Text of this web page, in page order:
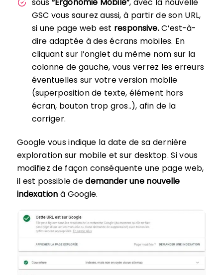
sous “Ergonomie Mobile”, avec la nouvelle
GSC vous saurez aussi, à partir de son URL,
si une page web est responsive.C’est-à-
dire adaptée à des écrans mobiles. En
cliquant sur l’onglet du même nom sur la
colonne de gauche, vous verrez les erreurs
éventuelles sur votre version mobile
(superposition de texte, élément hors
écran, bouton trop gros..), afin de la
corriger.
Google vous indique la date de sa dernière
exploration sur mobile et sur desktop. Si vous
modifiez de façon conséquente une page web,
il est possible dedemander une nouvelle
indexation à Google.